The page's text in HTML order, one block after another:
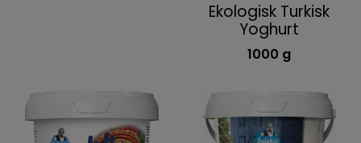
Ekologisk Turkisk
Yoghurt
1000 g